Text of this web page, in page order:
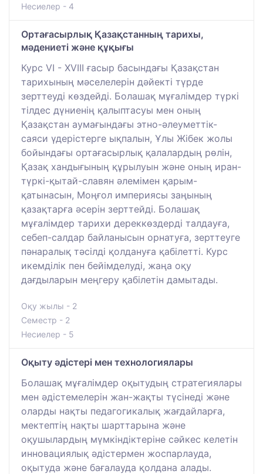
Несиелер - 4
Ортағасырлық Қазақстанның тарихы,
мәдениеті және құқығы
Курс VI - XVIII ғасыр басындағы Қазақстан
тарихының мәселелерін дәйекті түрде
зерттеуді көздейді. Болашақ мұғалімдер түркі
тілдес дүниенің қалыптасуы мен оның
Қазақстан аумағындағы этно-әлеуметтік-
саяси үдерістерге ықпалын, Ұлы Жібек жолы
бойындағы ортағасырлық қалалардың рөлін,
Қазақ хандығының құрылуын және оның иран-
түркі-қытай-славян әлемімен қарым-
қатынасын, Моңғол империясы заңының
қазақтарға әсерін зерттейді. Болашақ
мұғалімдер тарихи дереккөздерді талдауға,
себеп-салдар байланысын орнатуға, зерттеуге
пәнаралық тәсілді қолдануға қабілетті. Курс
икемділік пен бейімделуді, жаңа оқу
дағдыларын меңгеру қабілетін дамытады.
Оқу жылы - 2
Семестр - 2
Несиелер - 5
Оқыту әдістері мен технологиялары
Болашақ мұғалімдер оқытудың стратегиялары
мен әдістемелерін жан-жақты түсінеді және
оларды нақты педагогикалық жағдайларға,
мектептің нақты шарттарына және
оқушылардың мүмкіндіктеріне сәйкес келетін
инновациялық әдістермен жоспарлауда,
оқытуда және бағалауда қолдана алады.